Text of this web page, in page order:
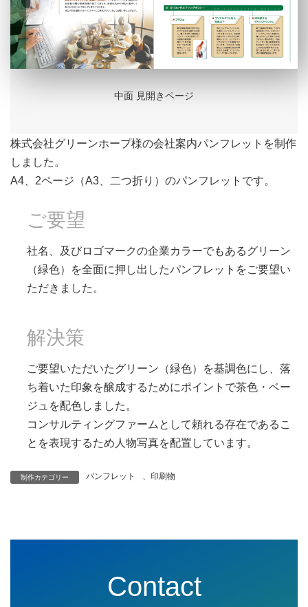
中面 見開きページ
株式会社グリーンホープ様の会社案内パンフレットを制作
しました。
A4、2ページ（A3、二つ折り）のパンフレットです。
ご要望
社名、及びロゴマークの企業カラーでもあるグリーン
（緑色）を全面に押し出したパンフレットをご要望い
ただきました。
解決策
ご要望いただいたグリーン（緑色）を基調色にし、落
ち着いた印象を醸成するためにポイントで茶色・ベー
ジュを配色しました。
コンサルティングファームとして頼れる存在であるこ
とを表現するため人物写真を配置しています。
制作カテゴリー パンフレット 、 印刷物
Contact